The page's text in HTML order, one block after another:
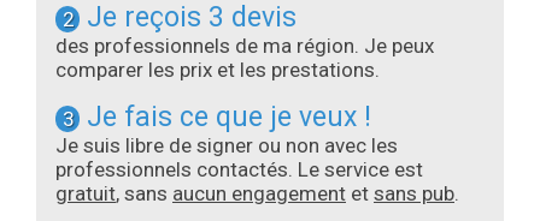
2 Je reçois 3 devis
des professionnels de ma région. Je peux
comparer les prix et les prestations.
3 Je fais ce que je veux !
Je suis libre de signer ou non avec les
professionnels contactés. Le service est
gratuit, sans aucun engagement et sans pub.